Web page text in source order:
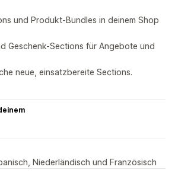
und Produkt-Bundles in deinem Shop
Geschenk-Sections für Angebote und
neue, einsatzbereite Sections.
Niederländisch und Französisch